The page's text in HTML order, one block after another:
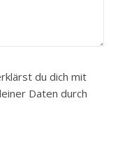
du dich mit
Daten durch